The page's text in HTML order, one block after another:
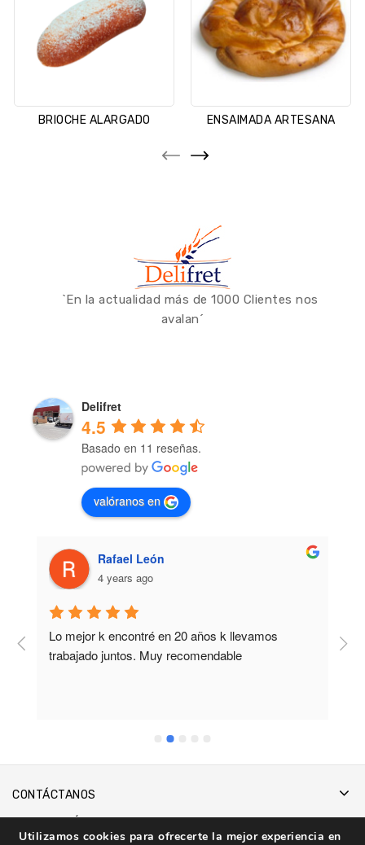
BRIOCHE ALARGADO ENSAIMADA ARTESANA
`En la actualidad más de 1000 Clientes nos
avalan´
Delifret
4.5
Basado en 11 reseñas.
valóranos en
Rafael León
4 years ago
Lo mejor k encontré en 20 años k llevamos
trabajado juntos. Muy recomendable
CONTÁCTANOS
Utilizamos cookies para ofrecerte la mejor experiencia en